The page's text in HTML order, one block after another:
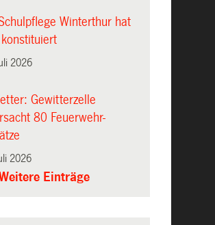
Winterthur hat
2026
Gewitterzelle
80 Feuerwehr-
2026
Einträge